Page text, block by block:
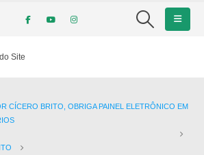
Site
CÍCERO BRITO, OBRIGA PAINEL ELETRÔNICO EM